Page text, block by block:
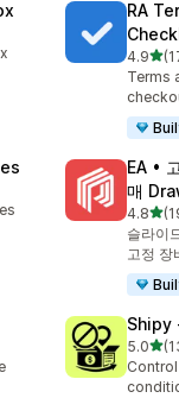
RA
4.9별 5
총 리뷰
Terms
EA •
매
4.8별 5
총 리뷰
슬라이
고정 장
Shipy
5.0별 5
총 리뷰